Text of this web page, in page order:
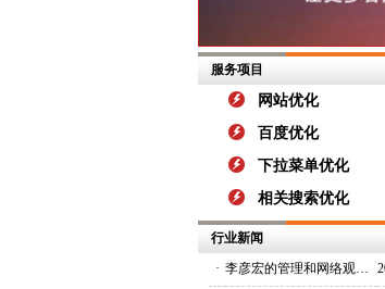
服务项目
网站优化
百度优化
下拉菜单优化
相关搜索优化
行业新闻
· 李彦宏的管理和网络观…